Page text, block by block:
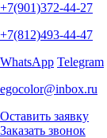
+7(901)372-44-27
+7(812)493-44-47
WhatsApp Telegram
egocolor@inbox.ru
Оставить заявку
Заказать звонок